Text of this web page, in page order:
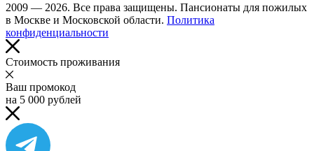
2009 — 2026. Все права защищены. Пансионаты для пожилых
в Москве и Московской области. Политика
конфиденциальности
Cтоимость проживания
Ваш промокод
на 5 000 рублей